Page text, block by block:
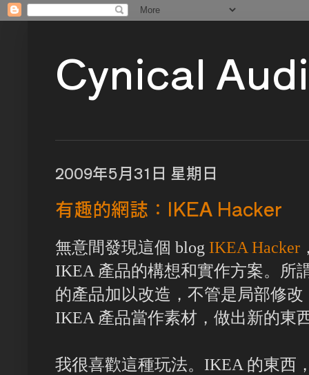
Cynical
2009年5月31日 星期日
有趣的網誌：IKEA Hacker
無意間發現這個 blog IKEA Hacker
IKEA 產品的構想和實作方案。所
的產品加以改造，不管是局部修
IKEA 產品當作素材，做出新的東
我很喜歡這種玩法。IKEA 的東西